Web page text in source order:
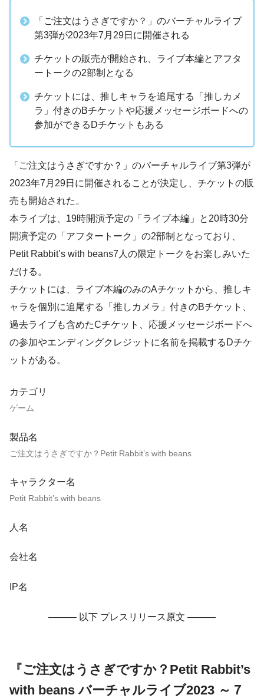
「ご注文はうさぎですか？」のバーチャルライブ
第3弾が2023年7月29日に開催される
チケットの販売が開始され、ライブ本編とアフタ
ートークの2部制となる
チケットには、推しキャラを追尾する「推しカメ
ラ」付きのBチケットや応援メッセージボードへの
参加ができるDチケットもある
「ご注文はうさぎですか？」のバーチャルライブ第3弾が
2023年7月29日に開催されることが決定し、チケットの販
売も開始された。
本ライブは、19時開演予定の「ライブ本編」と20時30分
開演予定の「アフタートーク」の2部制となっており、
Petit Rabbit’s with beans7人の限定トークをお楽しみいた
だける。
チケットには、ライブ本編のみのAチケットから、推しキ
ャラを個別に追尾する「推しカメラ」付きのBチケット、
過去ライブも含めたCチケット、応援メッセージボードへ
の参加やエンディングクレジットに名前を掲載するDチケ
ットがある。
カテゴリ
ゲーム
製品名
ご注文はうさぎですか？Petit Rabbit’s with beans
キャラクター名
Petit Rabbit’s with beans
人名
会社名
IP名
——— 以下 プレスリリース原文 ———
『ご注文はうさぎですか？Petit Rabbit’s
with beans バーチャルライブ2023 ～７